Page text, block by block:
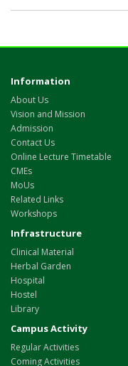
Information
About Us
Vision and Mission
Admission
Contact Us
Online Lecture Timetable
CMEs
MoUs
Related Links
Workshops
Infrastructure
Clinical Material
Herbal Garden
Hospital
Hostel
Library
Campus Activity
Regular Activities
Coming Activities